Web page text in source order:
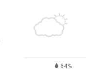
64%